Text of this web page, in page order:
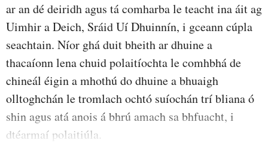
ar an dé deiridh agus tá comharba le teacht ina áit ag
Uimhir a Deich, Sráid Uí Dhuinnín, i gceann cúpla
seachtain. Níor ghá duit bheith ar dhuine a
thacaíonn lena chuid polaitíochta le comhbhá de
chineál éigin a mhothú do dhuine a bhuaigh
olltoghchán le tromlach ochtó suíochán trí bliana ó
shin agus atá anois á bhrú amach sa bhfuacht, i
dtéarmaí polaitiúla.